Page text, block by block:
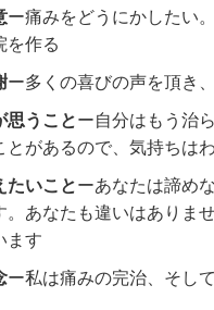
ー痛みをどうにかしたい
を作る
ー多くの喜びの声を頂き
思うことー自分はもう治
とがあるので、気持ちは
たいことーあなたは諦め
。あなたも違いはありま
ます
ー私は痛みの完治、そし